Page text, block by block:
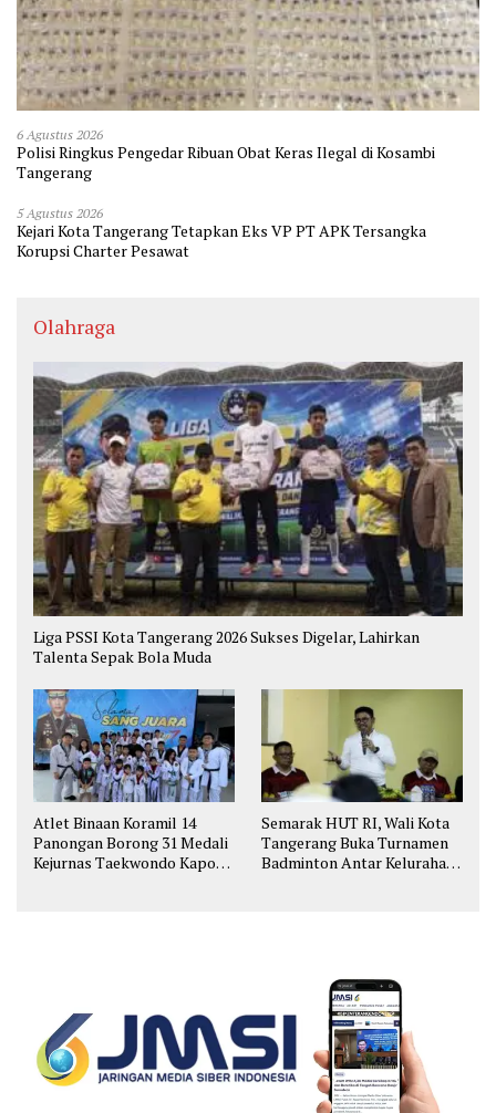
6 Agustus 2026
Polisi Ringkus Pengedar Ribuan Obat Keras Ilegal di Kosambi
Tangerang
5 Agustus 2026
Kejari Kota Tangerang Tetapkan Eks VP PT APK Tersangka
Korupsi Charter Pesawat
Olahraga
Liga PSSI Kota Tangerang 2026 Sukses Digelar, Lahirkan
Talenta Sepak Bola Muda
Atlet Binaan Koramil 14
Panongan Borong 31 Medali
Kejurnas Taekwondo Kapolri
Semarak HUT RI, Wali Kota
Tangerang Buka Turnamen
Badminton Antar Kelurahan